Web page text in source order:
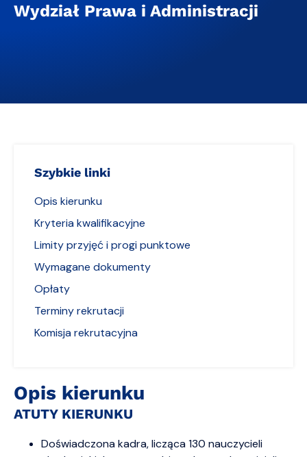
Wydział Prawa i Administracji
Opis kierunku
ATUTY KIERUNKU
Doświadczona kadra, licząca 130 nauczycieli
Szybkie linki
Opis kierunku
Kryteria kwalifikacyjne
Limity przyjęć i progi punktowe
Wymagane dokumenty
Opłaty
Terminy rekrutacji
Komisja rekrutacyjna